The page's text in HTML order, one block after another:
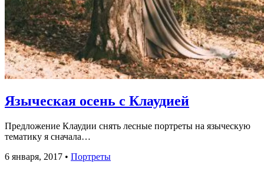
Языческая осень с Клаудией
Предложение Клаудии снять лесные портреты на языческую
тематику я сначала…
6 января, 2017 • Портреты